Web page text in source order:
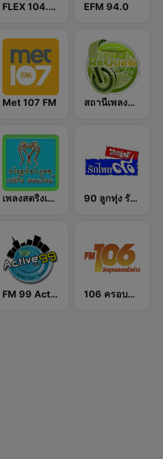
FLEX 104.5 FM EFM 94.0
Met 107 FM สถานีเพลงสตริง Request Radio
เพลงสตริงเก่า Eingdoi Radio 90 ลูกทุ่ง รักไทย
FM 99 Active Radio 106 ครอบครัวข่าว